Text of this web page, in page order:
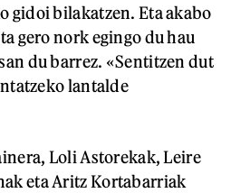
gidoi bilakatzen. Eta akabo
gero nork egingo du hau
du barrez. «Sentitzen dut
lantalde
Loli Astorekak, Leire
eta Aritz Kortabarriak